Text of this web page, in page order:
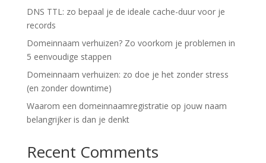
DNS TTL: zo bepaal je de ideale cache-duur voor je
records
Domeinnaam verhuizen? Zo voorkom je problemen in
5 eenvoudige stappen
Domeinnaam verhuizen: zo doe je het zonder stress
(en zonder downtime)
Waarom een domeinnaamregistratie op jouw naam
belangrijker is dan je denkt
Recent Comments